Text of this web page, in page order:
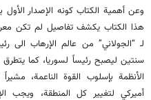
وعن أهمية الكتاب كونه الإصدار
هذا الكتاب يكشف تفاصيل لم تكن
لـ “الجولاني” من عالم الإرهاب الى
سنتين ليصبح رئيساً لسوريا، كما
الأنظمة بإسلوب القوة الناعمة،
أميركي لتغيير كل المنطقة، ويجب